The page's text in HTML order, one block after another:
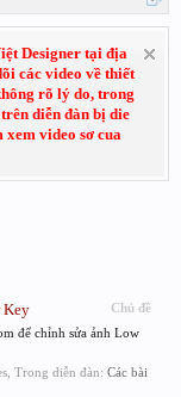
Designer tại địa
các video về thiết
rõ lý do, trong
diễn đàn bị die
xem video sơ cua
Chủ đề
Key
để chỉnh sửa ảnh Low
Trong diễn đàn: Các bài